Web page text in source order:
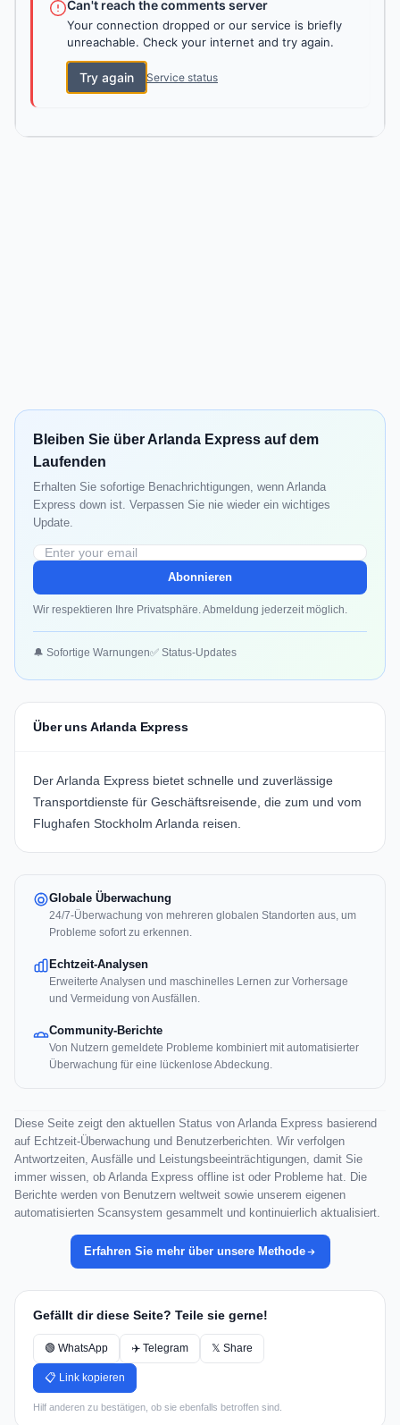
Can't reach the comments server
Your connection dropped or our service is briefly
unreachable. Check your internet and try again.
Try again Service status
Bleiben Sie über Arlanda Express auf dem
Laufenden
Erhalten Sie sofortige Benachrichtigungen, wenn Arlanda
Express down ist. Verpassen Sie nie wieder ein wichtiges
Update.
Abonnieren
Wir respektieren Ihre Privatsphäre. Abmeldung jederzeit möglich.
🔔 Sofortige Warnungen✅ Status-Updates
Über uns Arlanda Express
DerArlanda Express bietet schnelle und zuverlässige
Transportdienste für Geschäftsreisende, die zum und vom
Flughafen Stockholm Arlanda reisen.
Globale Überwachung
24/7-Überwachung von mehreren globalen Standorten aus, um
Probleme sofort zu erkennen.
Echtzeit-Analysen
Erweiterte Analysen und maschinelles Lernen zur Vorhersage
und Vermeidung von Ausfällen.
Community-Berichte
Von Nutzern gemeldete Probleme kombiniert mit automatisierter
Überwachung für eine lückenlose Abdeckung.
Diese Seite zeigt den aktuellen Status von Arlanda Express basierend
auf Echtzeit-Überwachung und Benutzerberichten. Wir verfolgen
Antwortzeiten, Ausfälle und Leistungsbeeinträchtigungen, damit Sie
immer wissen, ob Arlanda Express offline ist oder Probleme hat. Die
Berichte werden von Benutzern weltweit sowie unserem eigenen
automatisierten Scansystem gesammelt und kontinuierlich aktualisiert.
Erfahren Sie mehr über unsere Methode
Gefällt dir diese Seite? Teile sie gerne!
🟢 WhatsApp ✈️ Telegram 𝕏 Share
📋 Link kopieren
Hilf anderen zu bestätigen, ob sie ebenfalls betroffen sind.